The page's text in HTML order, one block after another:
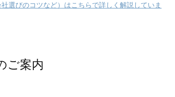
選びのコツなど）はこちらで詳しく解説していま
ご案内